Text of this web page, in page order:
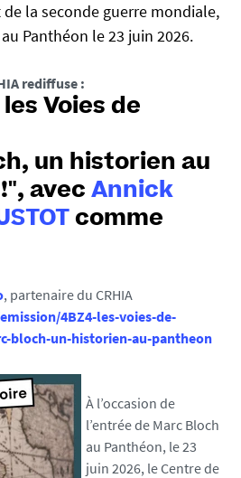
la seconde guerre mondiale,
Panthéon le 23 juin 2026.
rediffuse :
les Voies de
un historien au
avec Annick
comme
, partenaire du CRHIA
4BZ4-les-voies-de-
bloch-un-historien-au-pantheon
À l’occasion de
l’entrée de Marc Bloch
au Panthéon, le 23
juin 2026, le Centre de